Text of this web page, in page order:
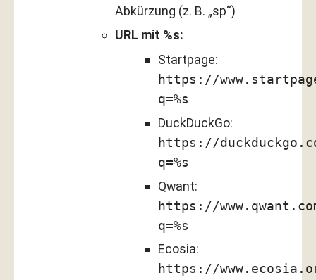
Abkürzung (z. B. „sp“)
URL mit %s:
Startpage:
https://
q=%s
DuckDuckGo:
https://
q=%s
Qwant:
https://
q=%s
Ecosia:
https://